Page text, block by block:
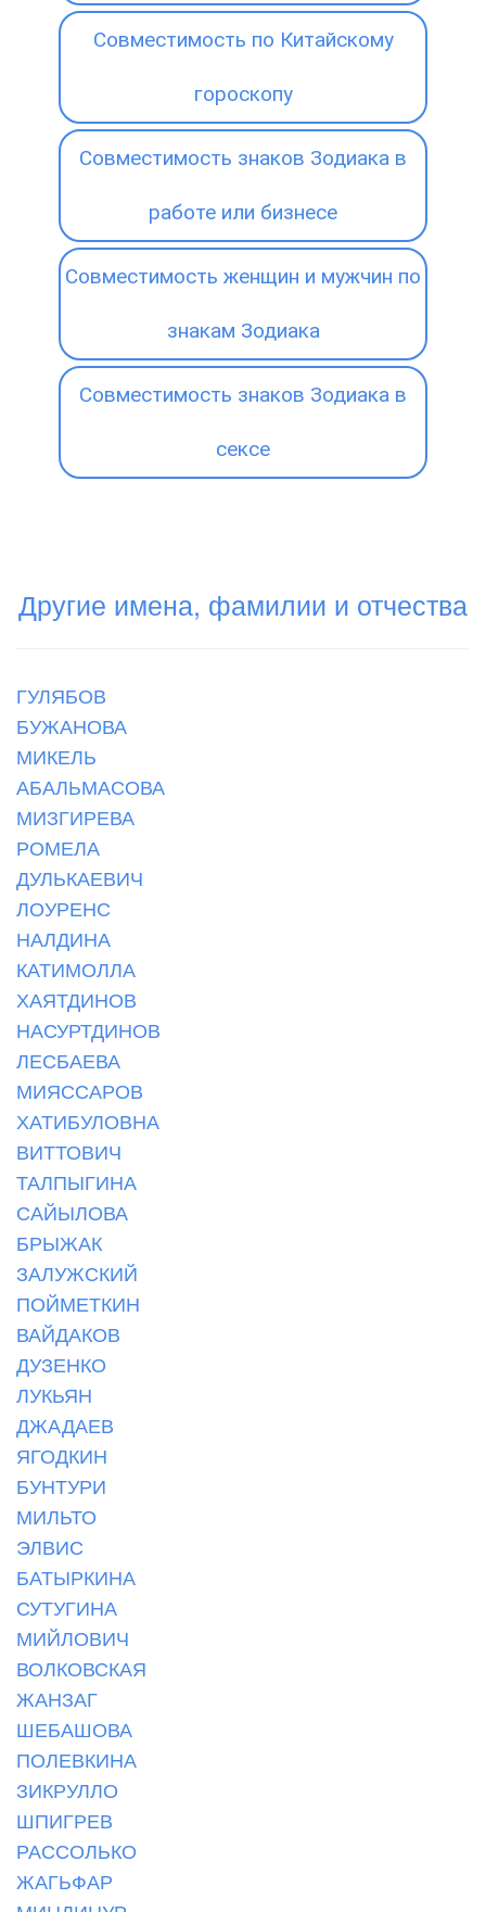
Совместимость по Китайскому
гороскопу
Совместимость знаков Зодиака в
работе или бизнесе
Совместимость женщин и мужчин по
знакам Зодиака
Совместимость знаков Зодиака в
сексе
Другие имена, фамилии и отчества
ГУЛЯБОВ
БУЖАНОВА
МИКЕЛЬ
АБАЛЬМАСОВА
МИЗГИРЕВА
РОМЕЛА
ДУЛЬКАЕВИЧ
ЛОУРЕНС
НАЛДИНА
КАТИМОЛЛА
ХАЯТДИНОВ
НАСУРТДИНОВ
ЛЕСБАЕВА
МИЯССАРОВ
ХАТИБУЛОВНА
ВИТТОВИЧ
ТАЛПЫГИНА
САЙЫЛОВА
БРЫЖАК
ЗАЛУЖСКИЙ
ПОЙМЕТКИН
ВАЙДАКОВ
ДУЗЕНКО
ЛУКЬЯН
ДЖАДАЕВ
ЯГОДКИН
БУНТУРИ
МИЛЬТО
ЭЛВИС
БАТЫРКИНА
СУТУГИНА
МИЙЛОВИЧ
ВОЛКОВСКАЯ
ЖАНЗАГ
ШЕБАШОВА
ПОЛЕВКИНА
ЗИКРУЛЛО
ШПИГРЕВ
РАССОЛЬКО
ЖАГЬФАР